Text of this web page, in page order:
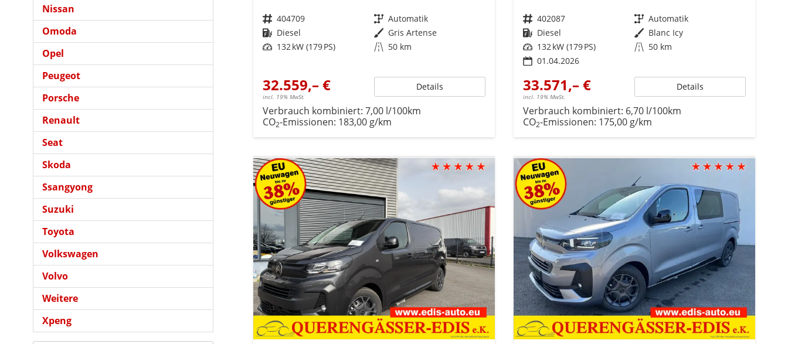
Fahrzeugnr. 404709 Getriebe Automatik
Kraftstoff Diesel Außenfarbe Gris Artense
Leistung 132 kW (179 PS) Kilometerstand 50 km
32.559,– €
incl. 19% MwSt.
Details
Verbrauch kombiniert: 7,00 l/100km
CO2-Emissionen: 183,00 g/km
Fahrzeugnr. 402087 Getriebe Automatik
Kraftstoff Diesel Außenfarbe Blanc Icy
Leistung 132 kW (179 PS) Kilometerstand 50 km
01.04.2026
33.571,– €
incl. 19% MwSt.
Details
Verbrauch kombiniert: 6,70 l/100km
CO2-Emissionen: 175,00 g/km
Nissan
Omoda
Opel
Peugeot
Porsche
Renault
Seat
Skoda
Ssangyong
Suzuki
Toyota
Volkswagen
Volvo
Weitere
Xpeng